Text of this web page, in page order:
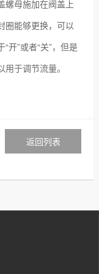
螺母施加在阀盖上
圈能够更换，可以
开”或者“关”，但是
于调节流量。
返回列表